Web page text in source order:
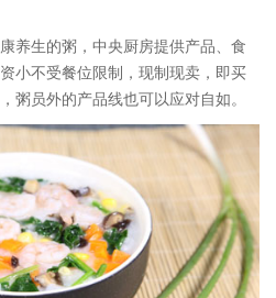
生的粥，中央厨房提供产品、食
小不受餐位限制，现制现卖，即买
粥员外的产品线也可以应对自如。